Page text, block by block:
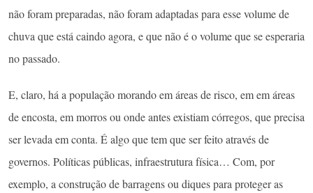
não foram preparadas, não foram adaptadas para esse volume de
chuva que está caindo agora, e que não é o volume que se esperaria
no passado.
E, claro, há a população morando em áreas de risco, em em áreas
de encosta, em morros ou onde antes existiam córregos, que precisa
ser levada em conta. É algo que tem que ser feito através de
governos. Políticas públicas, infraestrutura física… Com, por
exemplo, a construção de barragens ou diques para proteger as